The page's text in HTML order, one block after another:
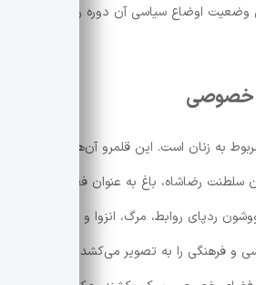
وضعیت اوضاع سیاسی آن دوره را برجسته
خصوصی
به زنان است. این قلمرو آن‌ها برای
سلطنت رضاشاه، باغ به عنوان فضایی
ردپای روابط، مرگ، انزوا و تصاویر
و فرهنگی را به تصویر می‌کشد. در این